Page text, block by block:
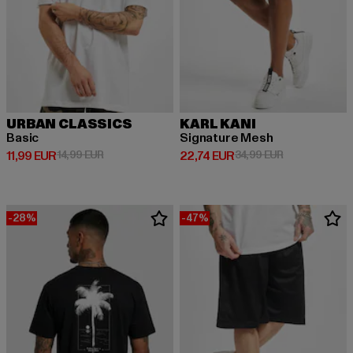
URBAN CLASSICS
Basic
11,99 EUR
Derzeitiger Preis: 11,99 EUR
14,99 EURAktionspreis: 14,99 EUR
KARL KANI
Signature Mesh
22,74 EUR
Derzeitiger Preis: 22,74 EUR
34,99 EURAktionspreis:
-28% -47%